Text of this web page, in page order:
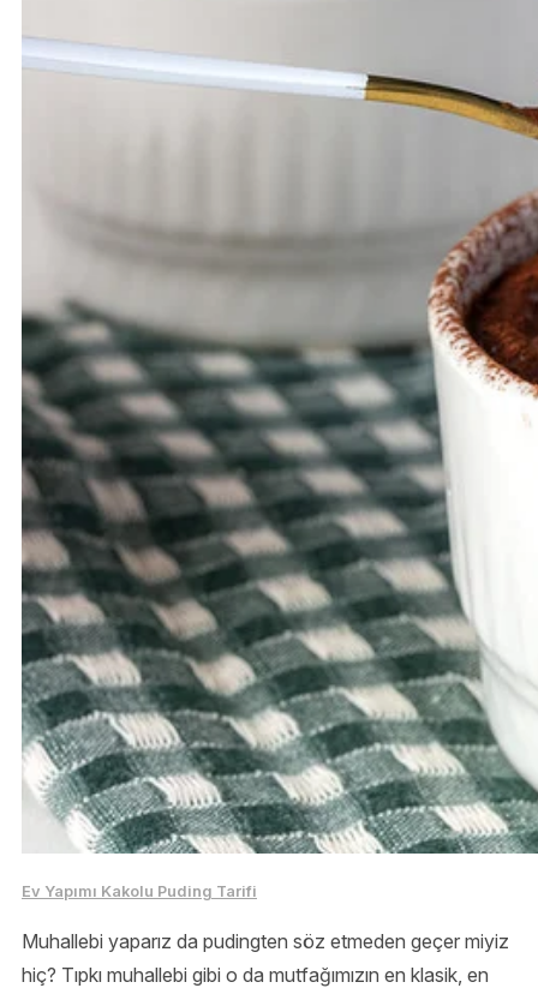
Ev Yapımı Kakolu Puding Tarifi
Muhallebi yaparız da pudingten söz etmeden geçer miyiz
hiç? Tıpkı muhallebi gibi o da mutfağımızın en klasik, en